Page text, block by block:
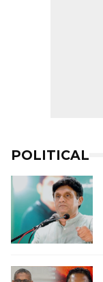
POLITICAL